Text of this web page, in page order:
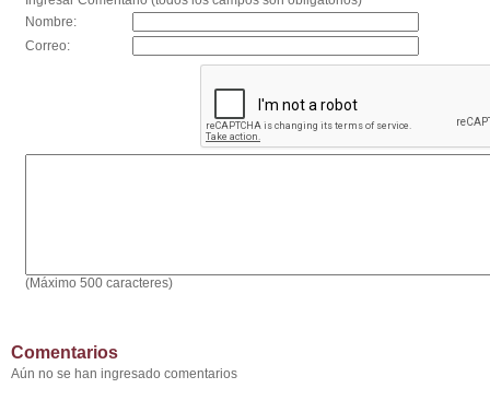
Nombre:
Correo:
(Máximo 500 caracteres)
Comentarios
Aún no se han ingresado comentarios